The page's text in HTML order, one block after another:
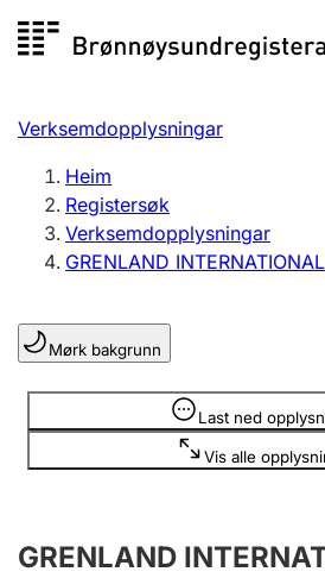
til
Registersøk
Aksjeselskap
Enkeltpersonføretak
Registrere, endre, slette
Lag og foreining
Registrere, endre, slette
Verksemdopplysningar
Heim
Registersøk
Verksemdopplysningar
GRENLAND
Mørk bakgrunn
Last ned
Vis alle
Opplysninger er skjult
GRENLAND